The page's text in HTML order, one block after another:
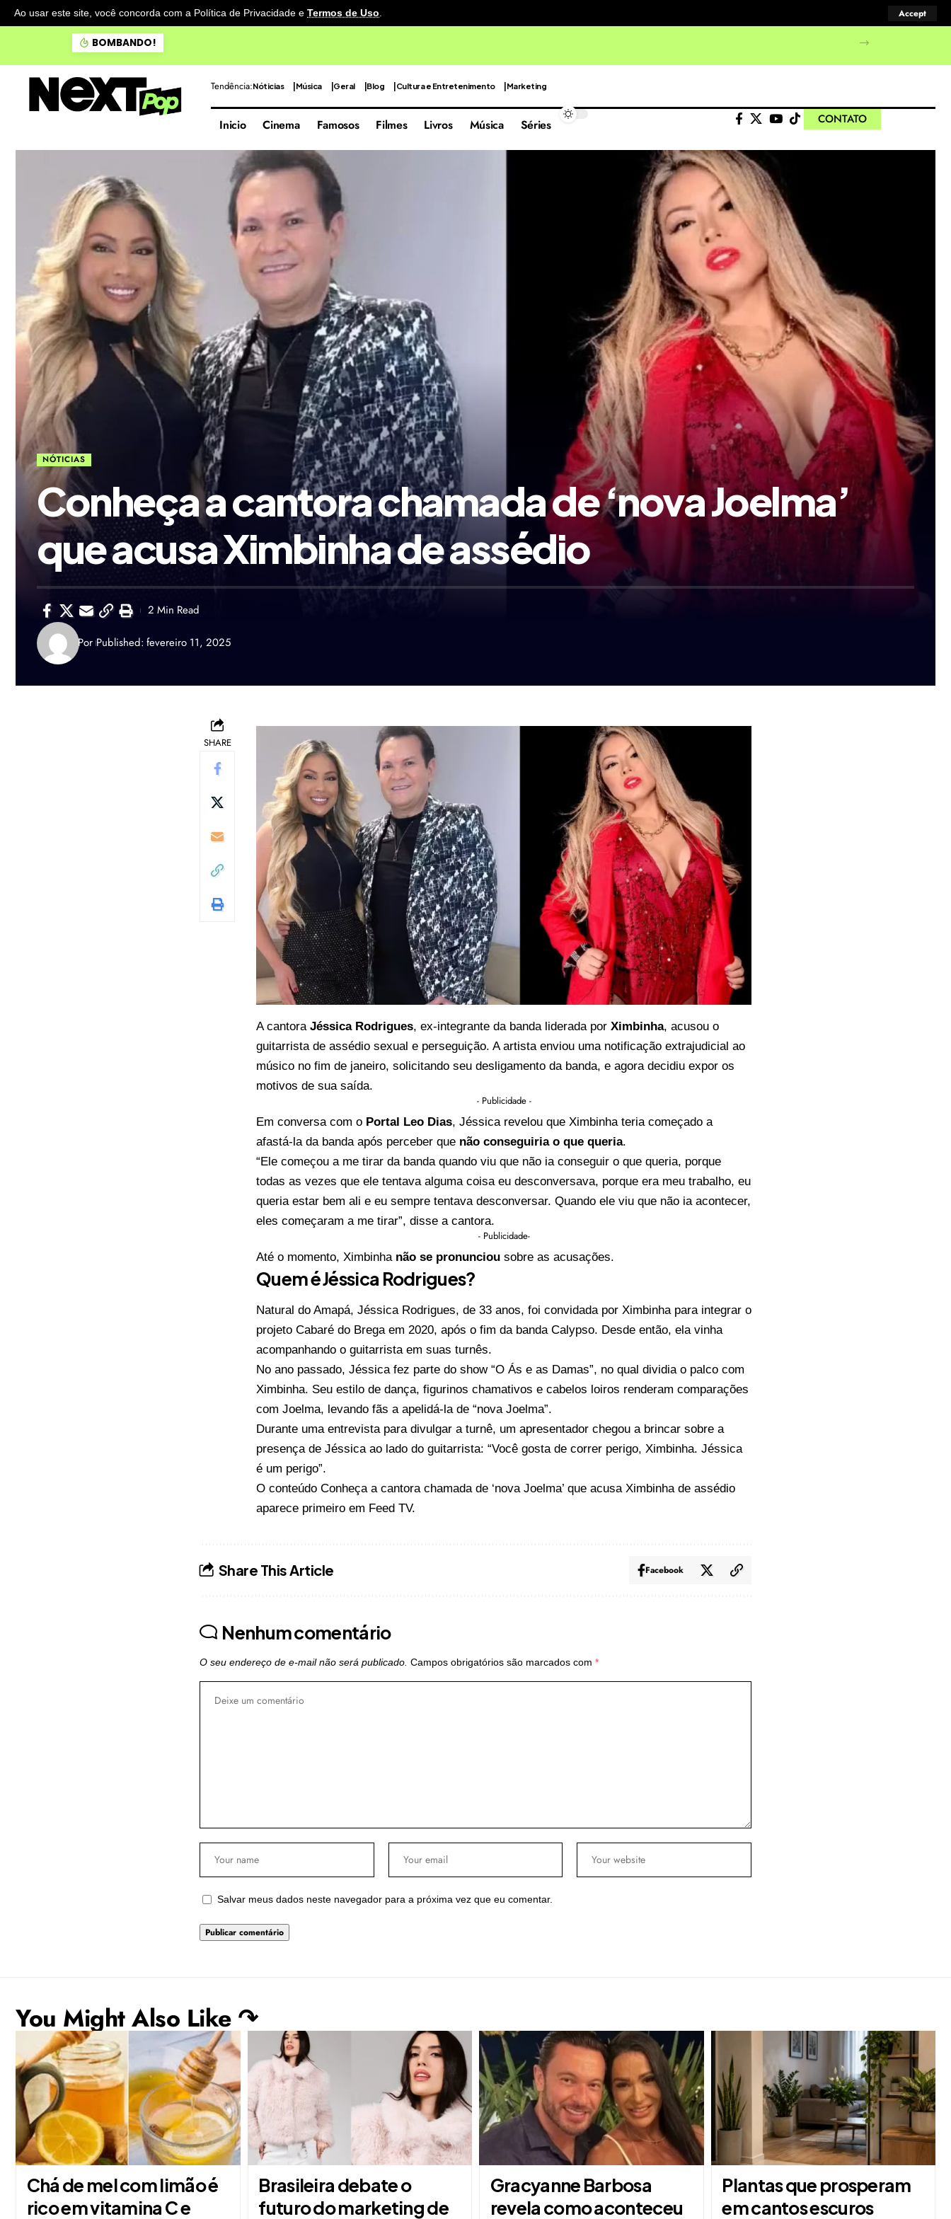
Ao usar este site, você concorda com a Política de Privacidade e Termos de Uso. Accept
BOMBANDO!
Tendência:Nóticias Música Geral Blog Cultura e Entretenimento Marketing
Inicio Cinema Famosos Filmes Livros Música Séries CONTATO
NÓTICIAS
Conheça a cantora chamada de ‘nova Joelma’
que acusa Ximbinha de assédio
Por Published: fevereiro 11, 2025
2 Min Read
SHARE
A cantora Jéssica Rodrigues, ex-integrante da banda liderada por Ximbinha, acusou o
guitarrista de assédio sexual e perseguição. A artista enviou uma notificação extrajudicial ao
músico no fim de janeiro, solicitando seu desligamento da banda, e agora decidiu expor os
motivos de sua saída.
- Publicidade -
Em conversa com o Portal Leo Dias, Jéssica revelou que Ximbinha teria começado a
afastá-la da banda após perceber que não conseguiria o que queria.
“Ele começou a me tirar da banda quando viu que não ia conseguir o que queria, porque
todas as vezes que ele tentava alguma coisa eu desconversava, porque era meu trabalho, eu
queria estar bem ali e eu sempre tentava desconversar. Quando ele viu que não ia acontecer,
eles começaram a me tirar”, disse a cantora.
- Publicidade-
Até o momento, Ximbinha não se pronunciou sobre as acusações.
Quem é Jéssica Rodrigues?
Natural do Amapá, Jéssica Rodrigues, de 33 anos, foi convidada por Ximbinha para integrar o
projeto Cabaré do Brega em 2020, após o fim da banda Calypso. Desde então, ela vinha
acompanhando o guitarrista em suas turnês.
No ano passado, Jéssica fez parte do show “O Ás e as Damas”, no qual dividia o palco com
Ximbinha. Seu estilo de dança, figurinos chamativos e cabelos loiros renderam comparações
com Joelma, levando fãs a apelidá-la de “nova Joelma”.
Durante uma entrevista para divulgar a turnê, um apresentador chegou a brincar sobre a
presença de Jéssica ao lado do guitarrista: “Você gosta de correr perigo, Ximbinha. Jéssica
é um perigo”.
O conteúdo Conheça a cantora chamada de ‘nova Joelma’ que acusa Ximbinha de assédio
aparece primeiro em Feed TV.
Share This Article Facebook
Nenhum comentário
O seu endereço de e-mail não será publicado. Campos obrigatórios são marcados com *
Salvar meus dados neste navegador para a próxima vez que eu comentar.
You Might Also Like ↷
Chá de mel com limão é
rico em vitamina C e
Brasileira debate o
futuro do marketing de
Gracyanne Barbosa
revela como aconteceu
Plantas que prosperam
em cantos escuros